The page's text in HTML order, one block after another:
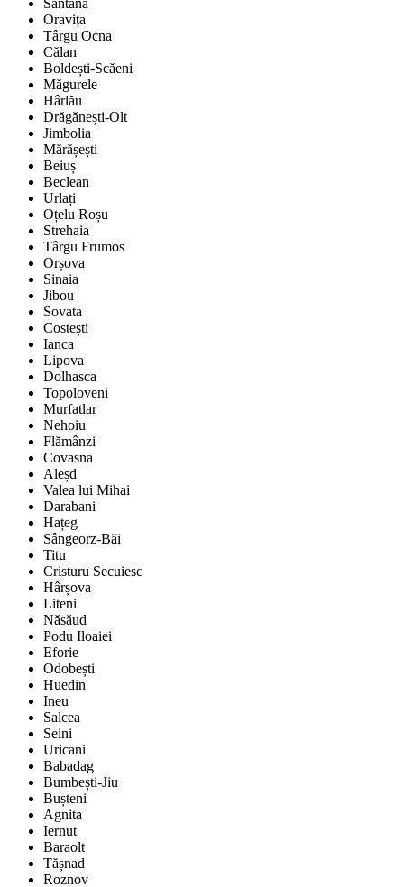
Sântana
Oravița
Târgu Ocna
Călan
Boldești-Scăeni
Măgurele
Hârlău
Drăgănești-Olt
Jimbolia
Mărășești
Beiuș
Beclean
Urlați
Oțelu Roșu
Strehaia
Târgu Frumos
Orșova
Sinaia
Jibou
Sovata
Costești
Ianca
Lipova
Dolhasca
Topoloveni
Murfatlar
Nehoiu
Flămânzi
Covasna
Aleșd
Valea lui Mihai
Darabani
Hațeg
Sângeorz-Băi
Titu
Cristuru Secuiesc
Hârșova
Liteni
Năsăud
Podu Iloaiei
Eforie
Odobești
Huedin
Ineu
Salcea
Seini
Uricani
Babadag
Bumbești-Jiu
Bușteni
Agnita
Iernut
Baraolt
Tășnad
Roznov